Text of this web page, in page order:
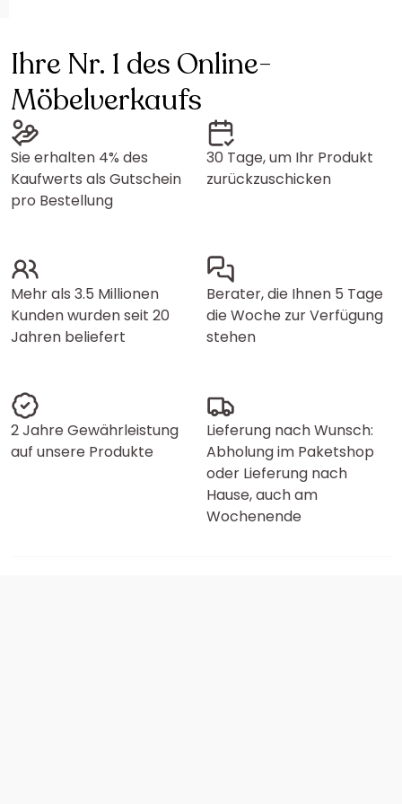
Ihre Nr. 1 des Online-
Möbelverkaufs
Sie erhalten 4% des
Kaufwerts als Gutschein
pro Bestellung
30 Tage, um Ihr Produkt
zurückzuschicken
Mehr als 3.5 Millionen
Kunden wurden seit 20
Jahren beliefert
Berater, die Ihnen 5 Tage
die Woche zur Verfügung
stehen
2 Jahre Gewährleistung
auf unsere Produkte
Lieferung nach Wunsch:
Abholung im Paketshop
oder Lieferung nach
Hause, auch am
Wochenende